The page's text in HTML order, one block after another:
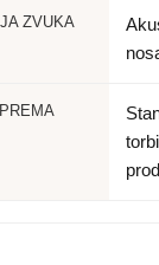
ZVUKA